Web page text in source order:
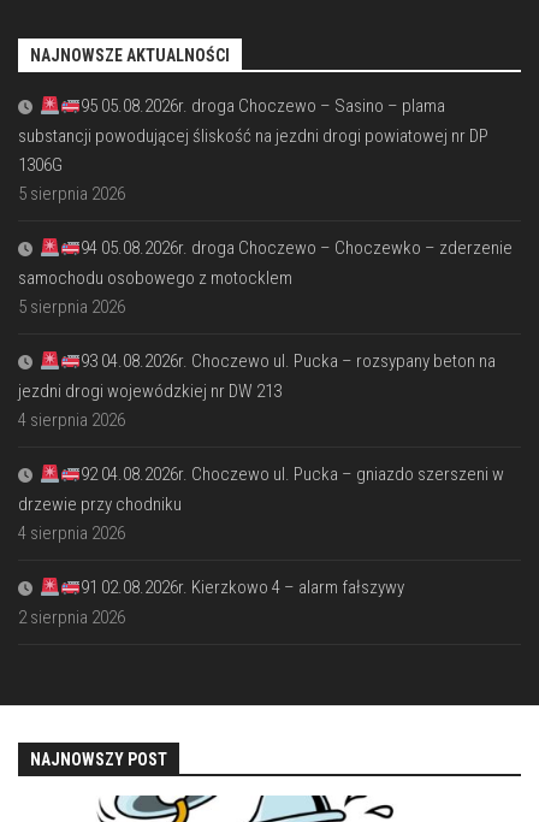
NAJNOWSZE AKTUALNOŚCI
95 05.08.2026r. droga Choczewo – Sasino – plama
substancji powodującej śliskość na jezdni drogi powiatowej nr DP
1306G
5 sierpnia 2026
94 05.08.2026r. droga Choczewo – Choczewko – zderzenie
samochodu osobowego z motocklem
5 sierpnia 2026
93 04.08.2026r. Choczewo ul. Pucka – rozsypany beton na
jezdni drogi wojewódzkiej nr DW 213
4 sierpnia 2026
92 04.08.2026r. Choczewo ul. Pucka – gniazdo szerszeni w
drzewie przy chodniku
4 sierpnia 2026
91 02.08.2026r. Kierzkowo 4 – alarm fałszywy
2 sierpnia 2026
NAJNOWSZY POST